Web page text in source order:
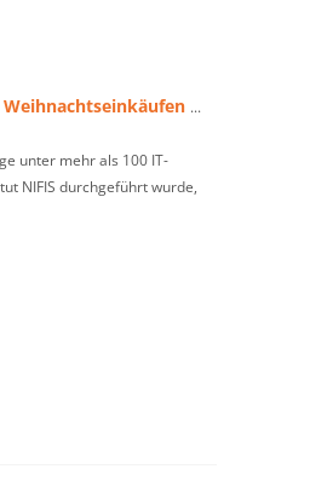
...
unter mehr als 100 IT-
NIFIS durchgeführt wurde,